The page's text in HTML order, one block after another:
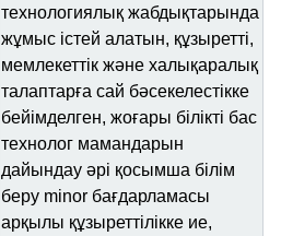
технологиялық жабдықтарында
жұмыс істей алатын, құзыретті,
мемлекеттік және халықаралық
талаптарға сай бәсекелестікке
бейімделген, жоғары білікті бас
технолог мамандарын
дайындау әрі қосымша білім
беру minor бағдарламасы
арқылы құзыреттілікке ие,